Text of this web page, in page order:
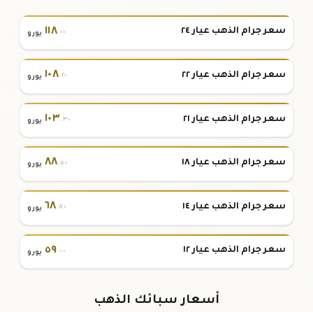
سعر جرام الذهب عيار ٢٤ ١١٨.٠٠ يورو
سعر جرام الذهب عيار ٢٢ ١٠٨.٢٠ يورو
سعر جرام الذهب عيار ٢١ ١٠٣.٣٠ يورو
سعر جرام الذهب عيار ١٨ ٨٨.٥٠ يورو
سعر جرام الذهب عيار ١٤ ٦٨.٨٠ يورو
سعر جرام الذهب عيار ١٢ ٥٩.٠٠ يورو
أسعار سبائك الذهب